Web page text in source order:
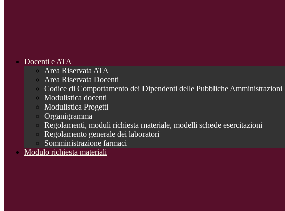
Docenti e ATA
Area Riservata ATA
Area Riservata Docenti
Codice di Comportamento dei Dipendenti delle Pubbliche Amministrazioni
Modulistica docenti
Modulistica Progetti
Organigramma
Regolamenti, moduli richiesta materiale, modelli schede esercitazioni
Regolamento generale dei laboratori
Somministrazione farmaci
Modulo richiesta materiali